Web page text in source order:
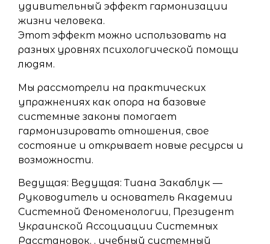
удивительный эффект гармонизации
жизни человека.
Этот эффект можно использовать на
разных уровнях психологической помощи
людям.
Мы рассмотрели на практических
упражнениях как опора на базовые
системные законы помогает
гармонизировать отношения, свое
состояние и открывает новые ресурсы и
возможности.
Ведущая: Ведущая: Тиана Закаблук —
Руководитель и основатель Академии
Системной Феноменологии, Президент
Украинской Ассоциации Системных
Расстановок, , учебный системный